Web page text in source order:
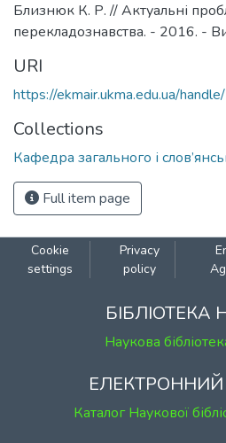
Близнюк К. Р. // Актуальні
перекладознавства. - 2016. -
URI
https://ekmair.ukma.edu.ua/
Collections
Кафедра загального і
Full item page
Cookie
settings
Privacy
policy
БІБЛІОТЕКА
Наукова
Каталог Наукової